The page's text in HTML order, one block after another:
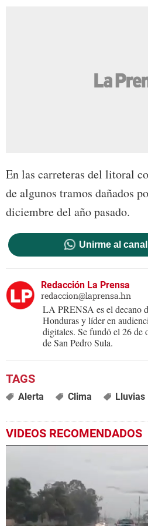
En las carreteras del litoral
de algunos tramos dañados
diciembre del año pasado.
Unirme al
Redacción La Prensa
redaccion@laprensa.hn
LA PRENSA es el decano
Honduras y líder en
digitales. Se fundó el 26 de
de San Pedro Sula.
Alerta Clima Lluvias
VIDEOS RECOMENDADOS